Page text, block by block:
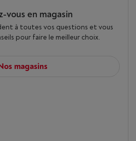
vous en magasin
à toutes vos questions et vous
pour faire le meilleur choix.
magasins